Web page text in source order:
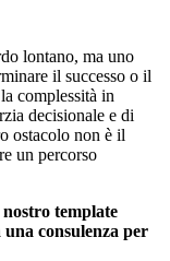
lontano, ma uno
il successo o il
complessità in
decisionale e di
ostacolo non è il
un percorso
template
consulenza per